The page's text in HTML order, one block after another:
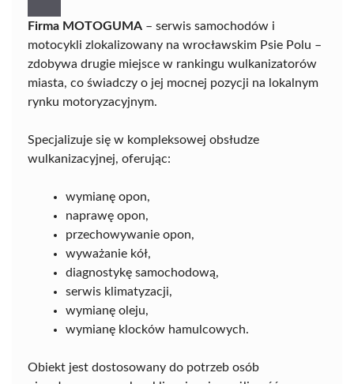
Firma MOTOGUMA – serwis samochodów i
motocykli zlokalizowany na wrocławskim Psie Polu –
zdobywa drugie miejsce w rankingu wulkanizatorów
miasta, co świadczy o jej mocnej pozycji na lokalnym
rynku motoryzacyjnym.
Specjalizuje się w kompleksowej obsłudze
wulkanizacyjnej, oferując:
wymianę opon,
naprawę opon,
przechowywanie opon,
wyważanie kół,
diagnostykę samochodową,
serwis klimatyzacji,
wymianę oleju,
wymianę klocków hamulcowych.
Obiekt jest dostosowany do potrzeb osób